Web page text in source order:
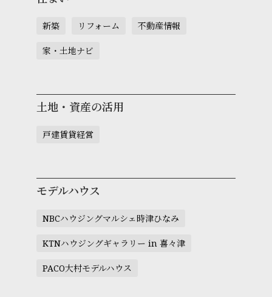
新築 リフォーム 不動産情報
家・土地ナビ
土地・資産の活用
戸建賃貸経営
モデルハウス
NBCハウジングマルシェ時津ひなみ
KTNハウジングギャラリー in 喜々津
PACO大村モデルハウス